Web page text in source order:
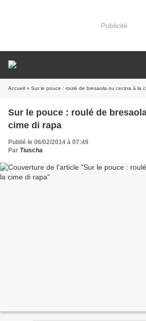
Publicité
Accueil » Sur le pouce : roulé de bresaola ou cecina à la
Sur le pouce : roulé de
cime di rapa
Publié le 06/02/2014 à 07:49
Par Tiuscha